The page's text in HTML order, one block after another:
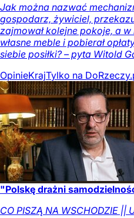
Jak można nazwać
gospodarz, żywiciel,
zajmował kolejne pokoje, a
własne meble i pobierał
siebie posiłki? – pyta Witold
OpinieKrajTylko na
"Polskę drażni
CO PISZĄ NA WSCHODZIE